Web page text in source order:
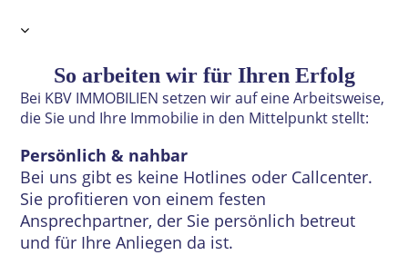
So arbeiten wir für Ihren Erfolg
Bei KBV IMMOBILIEN setzen wir auf eine Arbeitsweise,
die Sie und Ihre Immobilie in den Mittelpunkt stellt:
Persönlich & nahbar
Bei uns gibt es keine Hotlines oder Callcenter.
Sie profitieren von einem festen
Ansprechpartner, der Sie persönlich betreut
und für Ihre Anliegen da ist.